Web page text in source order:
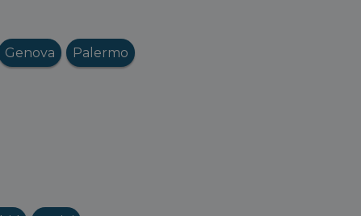
Genova Palermo